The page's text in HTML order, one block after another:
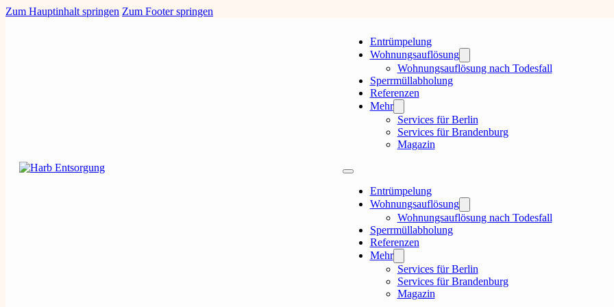
Zum Hauptinhalt springen Zum Footer springen
Entrümpelung
Wohnungsauflösung
Wohnungsauflösung nach Todesfall
Sperrmüllabholung
Referenzen
Mehr
Services für Berlin
Services für Brandenburg
Magazin
Entrümpelung
Wohnungsauflösung
Wohnungsauflösung nach Todesfall
Sperrmüllabholung
Referenzen
Mehr
Services für Berlin
Services für Brandenburg
Magazin